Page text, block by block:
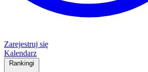
Zarejestruj się
Kalendarz
Rankingi